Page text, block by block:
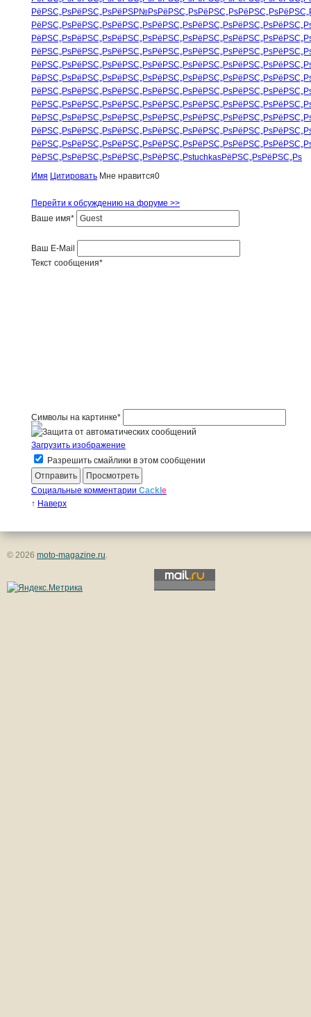
РёРЅС„РѕРёРЅС„РѕРёРЅР№РѕРёРЅС„РѕРёРЅС„РѕРёРЅС„Рѕ
РёРЅС„РѕРёРЅС„РѕРёРЅС„РѕРёРЅС„РѕРёРЅС„РѕРёРЅС„Рѕ
РёРЅС„РѕРёРЅС„РѕРёРЅС„РѕРёРЅС„РѕРёРЅС„РѕРёРЅС„Рѕ
РёРЅС„РѕРёРЅС„РѕРёРЅС„РѕРёРЅС„РѕРёРЅС„РѕРёРЅС„Рѕ
РёРЅС„РѕРёРЅС„РѕРёРЅС„РѕРёРЅС„РѕРёРЅС„РѕРёРЅС„Рѕ
РёРЅС„РѕРёРЅС„РѕРёРЅС„РѕРёРЅС„РѕРёРЅС„РѕРёРЅС„Рѕ
РёРЅС„РѕРёРЅС„РѕРёРЅС„РѕРёРЅС„РѕРёРЅС„РѕРёРЅС„Рѕ
РёРЅС„РѕРёРЅС„РѕРёРЅС„РѕРёРЅС„РѕРёРЅС„РѕРёРЅС„Рѕ
РёРЅС„РѕРёРЅС„РѕРёРЅС„РѕРёРЅС„РѕРёРЅС„РѕРёРЅС„Рѕ
РёРЅС„РѕРёРЅС„РѕРёРЅС„РѕРёРЅС„РѕРёРЅС„РѕРёРЅС„Рѕ
РёРЅС„РѕРёРЅС„РѕРёРЅС„РѕРёРЅС„РѕРёРЅС„РѕРёРЅС„Рѕ
РёРЅС„РѕРёРЅС„РѕРёРЅС„РѕРёРЅС„РѕtuchkasРёРЅС„РѕРёРЅС„Рѕ
Имя Цитировать Мне нравится0
Перейти к обсуждению на форуме >>
Ваше имя*
Ваш E-Mail
Текст сообщения*
Символы на картинке*
Загрузить изображение
Разрешить смайлики в этом сообщении
Социальные комментарии Cackl e
↑ Наверх
© 2026 moto-magazine.ru.